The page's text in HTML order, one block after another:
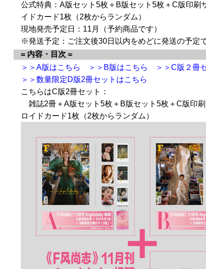
公式特典：A版セット5枚＋B版セット5枚＋C版印刷
イドカード1枚（2枚からランダム）
現地発売予定日：11月（予約商品です）
※発送予定：ご注文後30日以内をめどに発送の予定
= 内容・目次 =
＞＞A版はこちら
＞＞B版はこちら
＞＞C版２冊
＞＞数量限定D版2冊セットはこちら
こちらはC版2冊セット：
雑誌2冊＋A版セット5枚＋B版セット5枚＋C版印
ロイドカード1枚（2枚からランダム）